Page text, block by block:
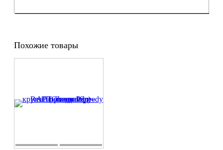
Похожие товары